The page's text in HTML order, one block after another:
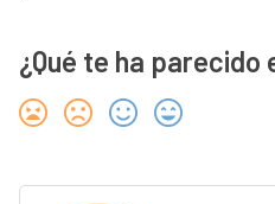
¿Qué te ha